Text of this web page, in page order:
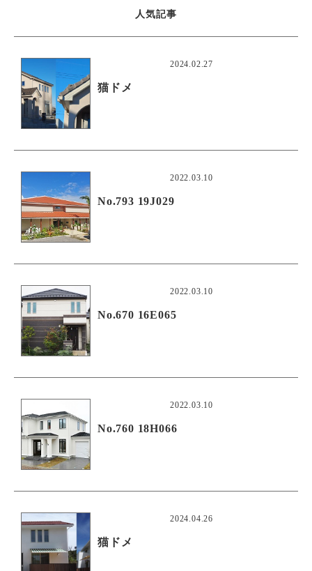
人気記事
2024.02.27
猫ドメ
2022.03.10
No.793 19J029
2022.03.10
No.670 16E065
2022.03.10
No.760 18H066
2024.04.26
猫ドメ